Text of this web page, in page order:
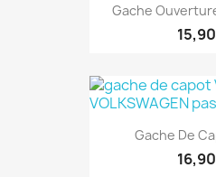
Gache
Gache De